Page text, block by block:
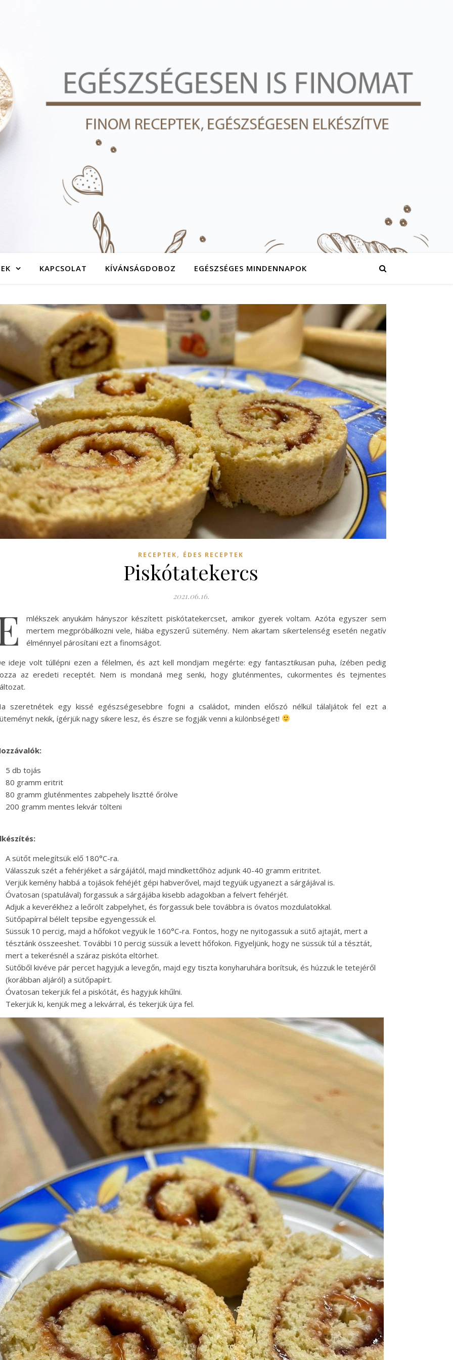
KAPCSOLAT KÍVÁNSÁGDOBOZ EGÉSZSÉGES MINDENNAPOK
RECEPTEK, ÉDES RECEPTEK
Piskótatekercs
2021.06.16.
mlékszek anyukám hányszor készített piskótatekercset, amikor gyerek voltam. Azóta egyszer sem
mertem megpróbálkozni vele, hiába egyszerű sütemény. Nem akartam sikertelenség esetén negatív
élménnyel párosítani ezt a finomságot.
ideje volt túllépni ezen a félelmen, és azt kell mondjam megérte: egy fantasztikusan puha, ízében pedig
az eredeti receptét. Nem is mondaná meg senki, hogy gluténmentes, cukormentes és tejmentes
szeretnétek egy kissé egészségesebbre fogni a családot, minden előszó nélkül tálaljátok fel ezt a
nekik, ígérjük nagy sikere lesz, és észre se fogják venni a különbséget!
5 db tojás
80 gramm eritrit
80 gramm gluténmentes zabpehely lisztté őrölve
200 gramm mentes lekvár tölteni
A sütőt melegítsük elő 180°C-ra.
Válasszuk szét a fehérjéket a sárgájától, majd mindkettőhöz adjunk 40-40 gramm eritritet.
Verjük kemény habbá a tojások fehéjét gépi habverővel, majd tegyüik ugyanezt a sárgájával is.
Óvatosan (spatulával) forgassuk a sárgájába kisebb adagokban a felvert fehérjét.
Adjuk a keverékhez a leőrölt zabpelyhet, és forgassuk bele továbbra is óvatos mozdulatokkal.
Sütőpapírral bélelt tepsibe egyengessük el.
Süssük 10 percig, majd a hőfokot vegyük le 160°C-ra. Fontos, hogy ne nyitogassuk a sütő ajtaját, mert a
tésztánk összeeshet. További 10 percig süssük a levett hőfokon. Figyeljünk, hogy ne süssük túl a tésztát,
mert a tekerésnél a száraz piskóta eltörhet.
Sütőből kivéve pár percet hagyjuk a levegőn, majd egy tiszta konyharuhára borítsuk, és húzzuk le tetejéről
(korábban aljáról) a sütőpapírt.
Óvatosan tekerjük fel a piskótát, és hagyjuk kihűlni.
Tekerjük ki, kenjük meg a lekvárral, és tekerjük újra fel.